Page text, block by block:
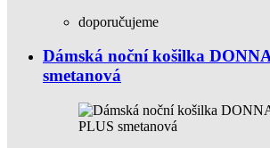
doporučujeme
Dámská noční košilka
smetanová